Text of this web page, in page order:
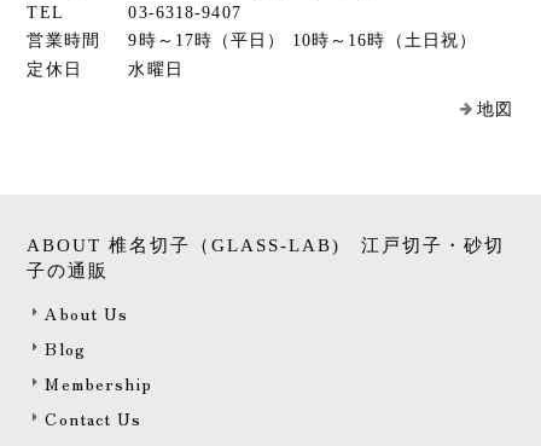
祖父様への贈り物とのことで、喜ん
でいただいたとのことでスタッフ一
ので、応援何卒よろしくお願い致し
に住んでいるため、実際にお店や工房にもいけず、また、なか
なか好みのものがなく購入する機会がなかったのですが、椎名
TEL
03-6318-9407
営業時間
9時～17時（平日） 10時～16時（土日祝）
定休日
水曜日
地図
ABOUT 椎名切子（GLASS-LAB) 江戸切子・砂切
子の通販
About Us
Blog
Membership
Contact Us